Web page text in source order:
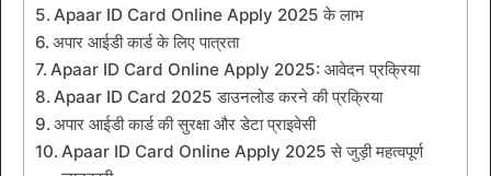
Apaar ID Card Online Apply 2025 के लाभ
अपार आईडी कार्ड के लिए पात्रता
Apaar ID Card Online Apply 2025: आवेदन प्रक्रिया
Apaar ID Card 2025 डाउनलोड करने की प्रक्रिया
अपार आईडी कार्ड की सुरक्षा और डेटा प्राइवेसी
Apaar ID Card Online Apply 2025 से जुड़ी महत्वपूर्ण